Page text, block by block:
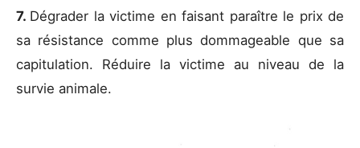
7. Dégrader la victime en faisant paraître le prix de
sa résistance comme plus dommageable que sa
capitulation. Réduire la victime au niveau de la
survie animale.